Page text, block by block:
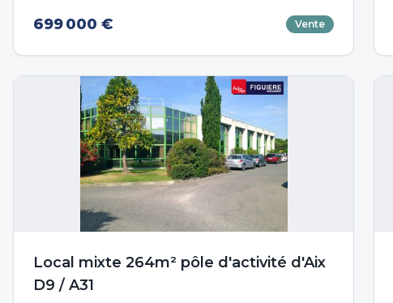
699 000 € Vente
Local mixte 264m² pôle d'activité d'Aix
D9 / A31